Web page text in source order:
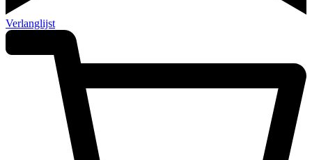
Verlanglijst